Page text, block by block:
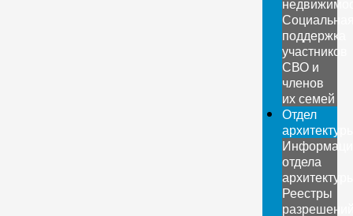
поддержка
участников
СВО и
членов
их семей
Отдел
отдела
Реестры